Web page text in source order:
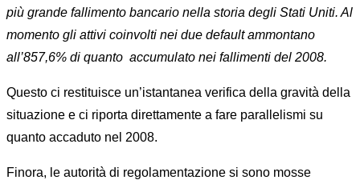
più grande fallimento bancario nella storia degli Stati Uniti. Al
momento gli attivi coinvolti nei due default ammontano
all’857,6% di quanto accumulato nei fallimenti del 2008.
Questo ci restituisce un’istantanea verifica della gravità della
situazione e ci riporta direttamente a fare parallelismi su
quanto accaduto nel 2008.
Finora, le autorità di regolamentazione si sono mosse